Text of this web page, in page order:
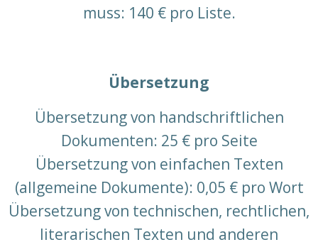
muss: 140 € pro Liste.
Übersetzung
Übersetzung von handschriftlichen
Dokumenten: 25 € pro Seite
Übersetzung von einfachen Texten
(allgemeine Dokumente): 0,05 € pro Wort
Übersetzung von technischen, rechtlichen,
literarischen Texten und anderen